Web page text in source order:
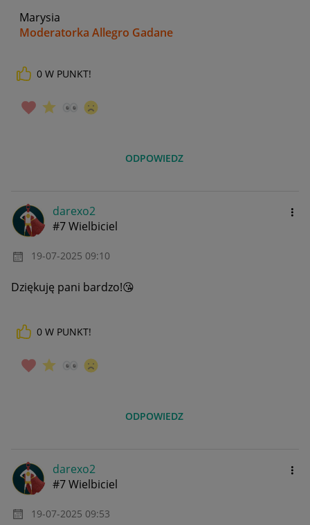
Marysia
Moderatorka Allegro Gadane
0 W PUNKT!
ODPOWIEDZ
darexo2
#7 Wielbiciel
‎19-07-2025 09:10
Dziękuję pani bardzo!😘
0 W PUNKT!
ODPOWIEDZ
darexo2
#7 Wielbiciel
‎19-07-2025 09:53